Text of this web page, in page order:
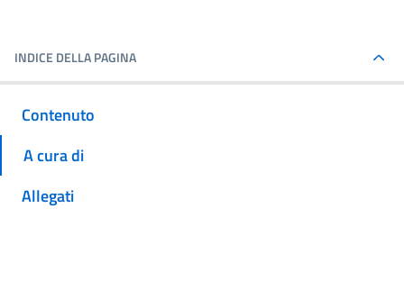
INDICE DELLA PAGINA
Contenuto
A cura di
Allegati